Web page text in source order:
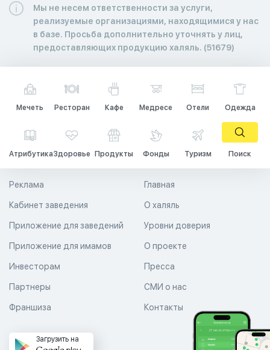
Мы не несем ответственности за услуги,
реализуемые организациями, находящимися у нас
в базе. Просьба дополнительно уточнять у лиц,
предоставляющих продукцию халяль. (51679)
Мечеть Ресторан Кафе Медресе Отели Одежда
АтрибутикаЗдоровье Продукты Фонды Туризм Поиск
Главная
О халяль
Уровни доверия
Реклама
Кабинет заведения
Приложение для заведений
Приложение для имамов О проекте
Пресса
СМИ о нас
Контакты
Инвесторам
Партнеры
Франшиза
Загрузить на